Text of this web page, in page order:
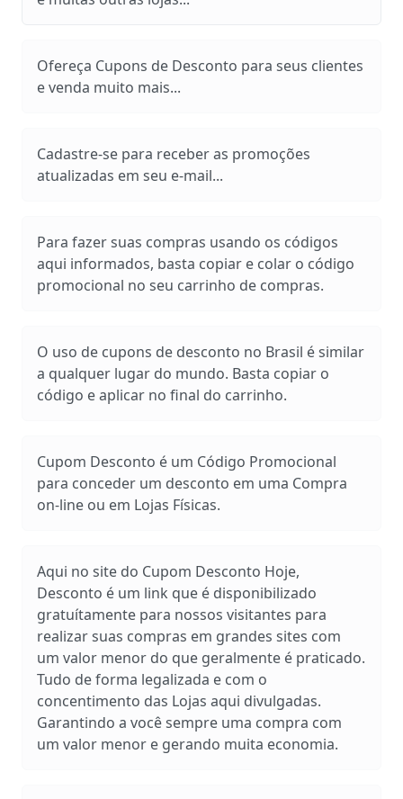
Ofereça Cupons de Desconto para seus clientes
e venda muito mais...
Cadastre-se para receber as promoções
atualizadas em seu e-mail...
Para fazer suas compras usando os códigos
aqui informados, basta copiar e colar o código
promocional no seu carrinho de compras.
O uso de cupons de desconto no Brasil é similar
a qualquer lugar do mundo. Basta copiar o
código e aplicar no final do carrinho.
Cupom Desconto é um Código Promocional
para conceder um desconto em uma Compra
on-line ou em Lojas Físicas.
Aqui no site do Cupom Desconto Hoje,
Desconto é um link que é disponibilizado
gratuítamente para nossos visitantes para
realizar suas compras em grandes sites com
um valor menor do que geralmente é praticado.
Tudo de forma legalizada e com o
concentimento das Lojas aqui divulgadas.
Garantindo a você sempre uma compra com
um valor menor e gerando muita economia.